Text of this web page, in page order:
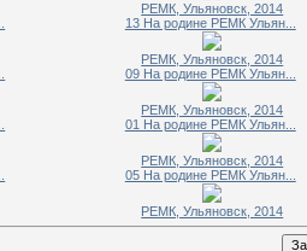
РЕМК, Ульяновск, 2014
13 На родине РЕМК Ульян...
РЕМК, Ульяновск, 2014
09 На родине РЕМК Ульян...
РЕМК, Ульяновск, 2014
01 На родине РЕМК Ульян...
РЕМК, Ульяновск, 2014
05 На родине РЕМК Ульян...
РЕМК, Ульяновск, 2014